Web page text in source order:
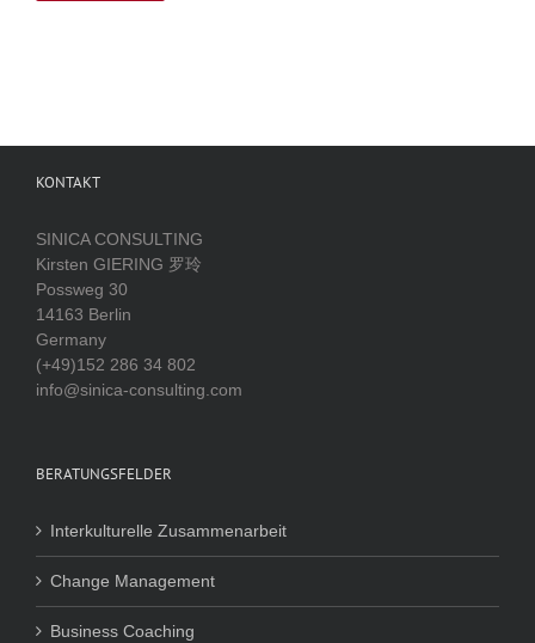
KONTAKT
SINICA CONSULTING
Kirsten GIERING 罗玲
Possweg 30
14163 Berlin
Germany
(+49)152 286 34 802
info@sinica-consulting.com
BERATUNGSFELDER
Interkulturelle Zusammenarbeit
Change Management
Business Coaching